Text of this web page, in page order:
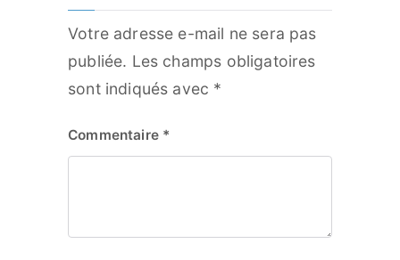
Votre adresse e-mail ne sera pas
publiée. Les champs obligatoires
sont indiqués avec *
Commentaire *